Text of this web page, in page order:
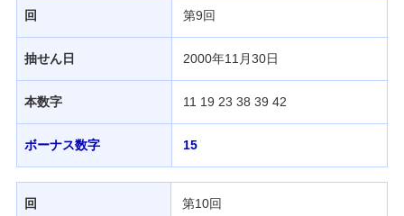
回 第9回
抽せん日 2000年11月30日
本数字 11 19 23 38 39 42
ボーナス数字 15
回 第10回